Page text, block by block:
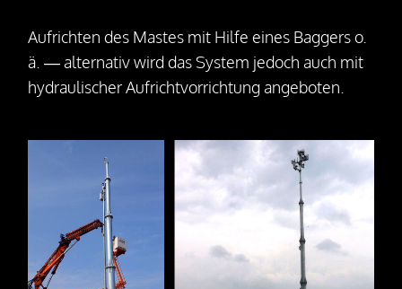
Aufrichten des Mastes mit Hilfe eines Baggers o.
ä. — alternativ wird das System jedoch auch mit
hydraulischer Aufrichtvorrichtung angeboten.